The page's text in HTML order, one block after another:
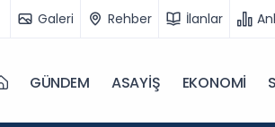
Galeri Rehber İlanlar
GÜNDEM ASAYİŞ EKONOMİ